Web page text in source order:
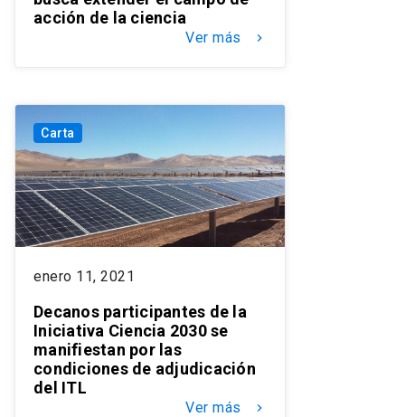
acción de la ciencia
Ver más keyboard_arrow_right
Carta
enero 11, 2021
Decanos participantes de la
Iniciativa Ciencia 2030 se
manifiestan por las
condiciones de adjudicación
del ITL
Ver más keyboard_arrow_right